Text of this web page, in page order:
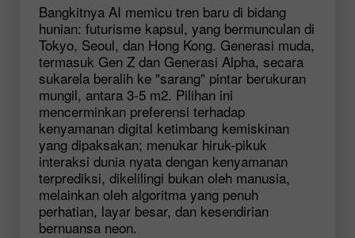
Bangkitnya AI memicu tren baru di bidang
hunian: futurisme kapsul, yang bermunculan di
Tokyo, Seoul, dan Hong Kong. Generasi muda,
termasuk Gen Z dan Generasi Alpha, secara
sukarela beralih ke "sarang" pintar berukuran
mungil, antara 3-5 m2. Pilihan ini
mencerminkan preferensi terhadap
kenyamanan digital ketimbang kemiskinan
yang dipaksakan; menukar hiruk-pikuk
interaksi dunia nyata dengan kenyamanan
terprediksi, dikelilingi bukan oleh manusia,
melainkan oleh algoritma yang penuh
perhatian, layar besar, dan kesendirian
bernuansa neon.